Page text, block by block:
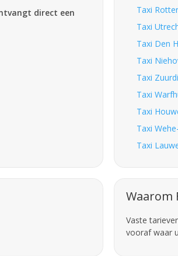
direct een
Taxi
Taxi
Taxi Den
Taxi
Taxi
Taxi
Taxi
Taxi
Taxi
Waarom
Vaste
vooraf waar